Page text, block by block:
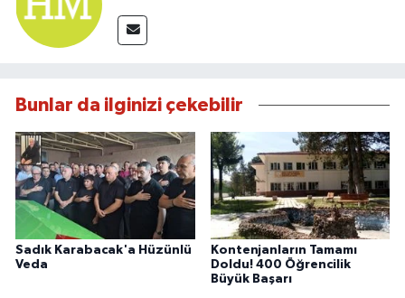
Bunlar da ilginizi çekebilir
Sadık Karabacak'a Hüzünlü
Veda
Kontenjanların Tamamı
Doldu! 400 Öğrencilik
Büyük Başarı